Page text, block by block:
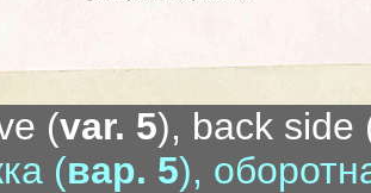
(var. 5), back side
(вар. 5),